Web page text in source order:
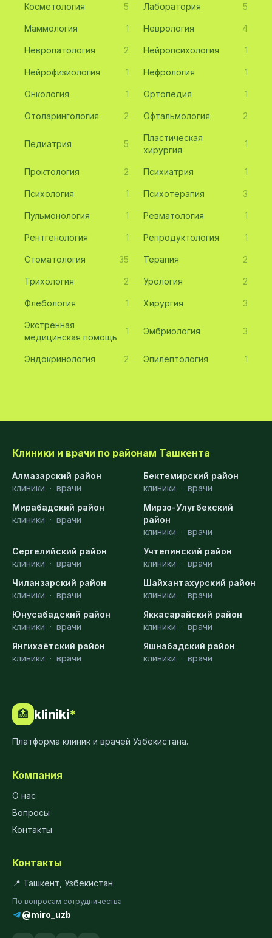
Косметология 5 Лаборатория 5
Маммология 1 Неврология 4
Невропатология 2 Нейропсихология 1
Нейрофизиология 1 Нефрология 1
Онкология 1 Ортопедия 1
Отоларингология 2 Офтальмология 2
Педиатрия 5
Пластическая
хирургия
1
Проктология 2 Психиатрия 1
Психология 1 Психотерапия 3
Пульмонология 1 Ревматология 1
Рентгенология 1 Репродуктология 1
Стоматология 35 Терапия 2
Трихология 2 Урология 2
Флебология 1 Хирургия 3
Экстренная
медицинская помощь
1 Эмбриология 3
Эндокринология 2 Эпилептология 1
Клиники и врачи по районам Ташкента
Алмазарский район
клиники · врачи
Бектемирский район
клиники · врачи
Мирабадский район
клиники · врачи
Мирзо-Улугбекский
район
клиники · врачи
Сергелийский район
клиники · врачи
Учтепинский район
клиники · врачи
Чиланзарский район
клиники · врачи
Шайхантахурский район
клиники · врачи
Юнусабадский район
клиники · врачи
Яккасарайский район
клиники · врачи
Янгихаётский район
клиники · врачи
Яшнабадский район
клиники · врачи
🏥 kliniki*
Платформа клиник и врачей Узбекистана.
Компания
О нас
Вопросы
Контакты
Контакты
📍 Ташкент, Узбекистан
По вопросам сотрудничества
@miro_uzb